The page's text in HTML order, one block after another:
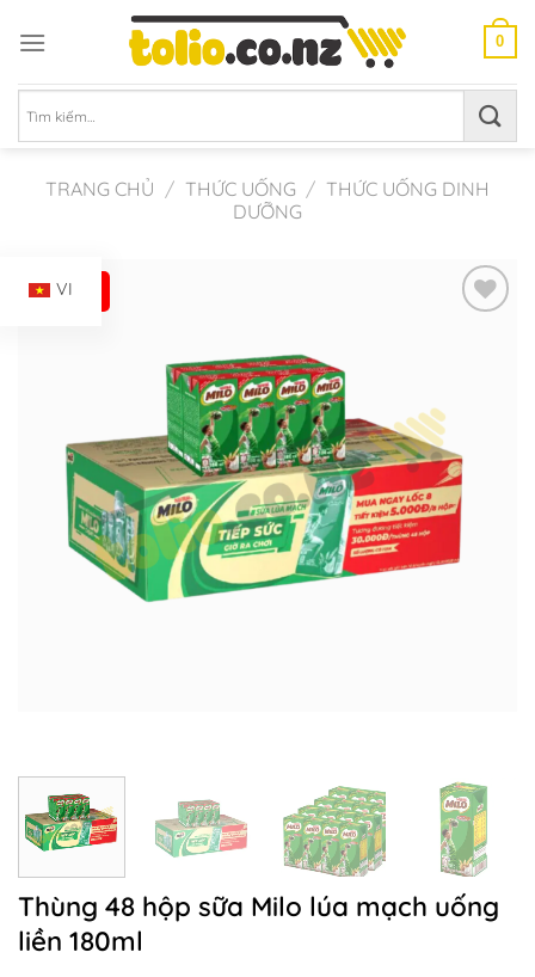
đến
0
kiếm:
TRANG CHỦ / THỨC UỐNG / THỨC UỐNG DINH
DƯỠNG
-9%
Thùng 48 hộp sữa Milo lúa mạch uống
liền 180ml
VI